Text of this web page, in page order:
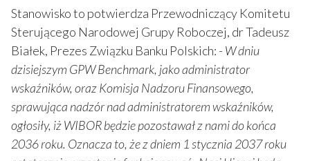
Stanowisko to potwierdza Przewodniczący Komitetu
Sterującego Narodowej Grupy Roboczej, dr Tadeusz
Białek, Prezes Związku Banku Polskich: - W dniu
dzisiejszym GPW Benchmark, jako administrator
wskaźników, oraz Komisja Nadzoru Finansowego,
sprawująca nadzór nad administratorem wskaźników,
ogłosiły, iż WIBOR będzie pozostawał z nami do końca
2036 roku. Oznacza to, że z dniem 1 stycznia 2037 roku